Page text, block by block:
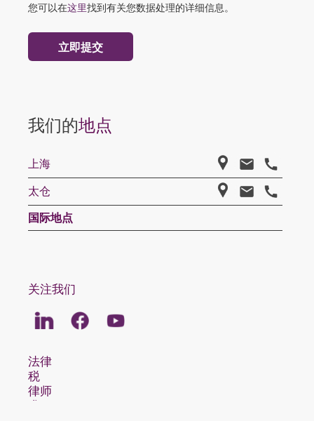
您可以在这里找到有关您数据处理的详细信息。
我们的地点
上海
太仓
国际地点
关注我们
LinkedinFacebookYoutube
法律
税
律师
求职